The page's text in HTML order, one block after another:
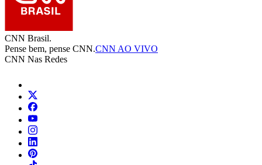
CNN Brasil.
Pense bem, pense CNN.CNN AO VIVO
CNN Nas Redes